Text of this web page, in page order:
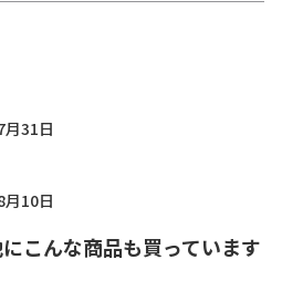
31日
10日
こんな商品も買っています